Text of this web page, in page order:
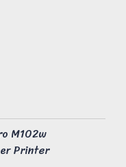
M102w
Printer